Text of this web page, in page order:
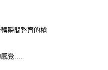
瞬間整齊的槍
覺